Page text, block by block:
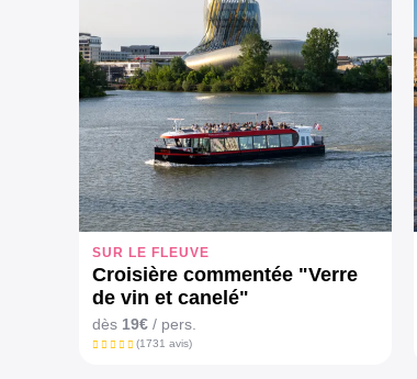
SUR LE FLEUVE
Croisière commentée "Verre
de vin et canelé"
dès 19€ / pers.
(1731 avis)